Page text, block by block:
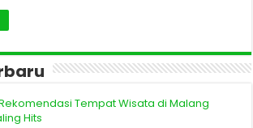
Tempat Wisata di Malang
Hits